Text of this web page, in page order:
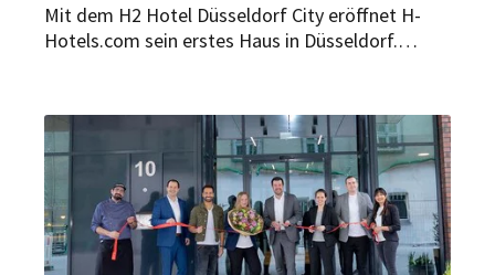
Mit dem H2 Hotel Düsseldorf City eröffnet H-
Hotels.com sein erstes Haus in Düsseldorf.